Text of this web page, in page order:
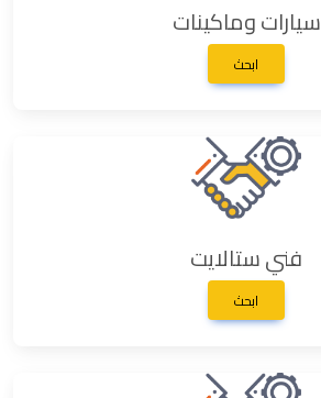
سيارات وماكينات
ابحث
فني ستالايت
ابحث